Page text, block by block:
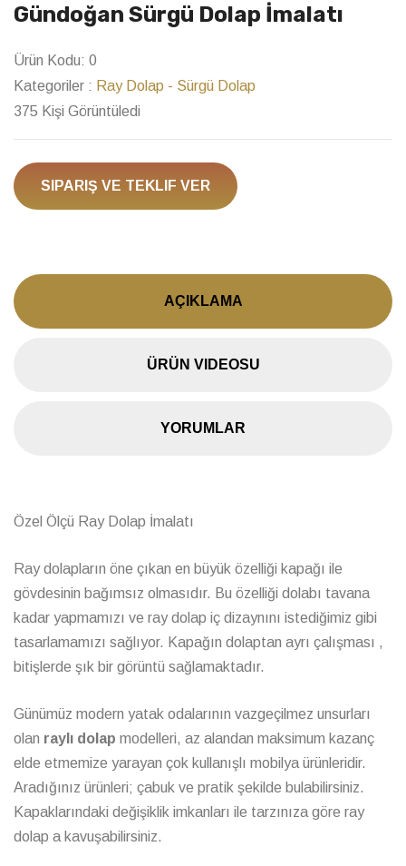
Gündoğan Sürgü Dolap İmalatı
Ürün Kodu: 0
Kategoriler : Ray Dolap - Sürgü Dolap
375 Kişi Görüntüledi
SIPARIŞ VE TEKLIF VER
AÇIKLAMA
ÜRÜN VIDEOSU
YORUMLAR
Özel Ölçü Ray Dolap İmalatı
Ray dolapların öne çıkan en büyük özelliği kapağı ile
gövdesinin bağımsız olmasıdır. Bu özelliği dolabı tavana
kadar yapmamızı ve ray dolap iç dizaynını istediğimiz gibi
tasarlamamızı sağlıyor. Kapağın dolaptan ayrı çalışması ,
bitişlerde şık bir görüntü sağlamaktadır.
Günümüz modern yatak odalarının vazgeçilmez unsurları
olan raylı dolap modelleri, az alandan maksimum kazanç
elde etmemize yarayan çok kullanışlı mobilya ürünleridir.
Aradığınız ürünleri; çabuk ve pratik şekilde bulabilirsiniz.
Kapaklarındaki değişiklik imkanları ile tarzınıza göre ray
dolap a kavuşabilirsiniz.